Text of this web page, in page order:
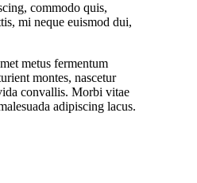
commodo quis,
mi neque euismod dui,
metus fermentum
montes, nascetur
convallis. Morbi vitae
adipiscing lacus.